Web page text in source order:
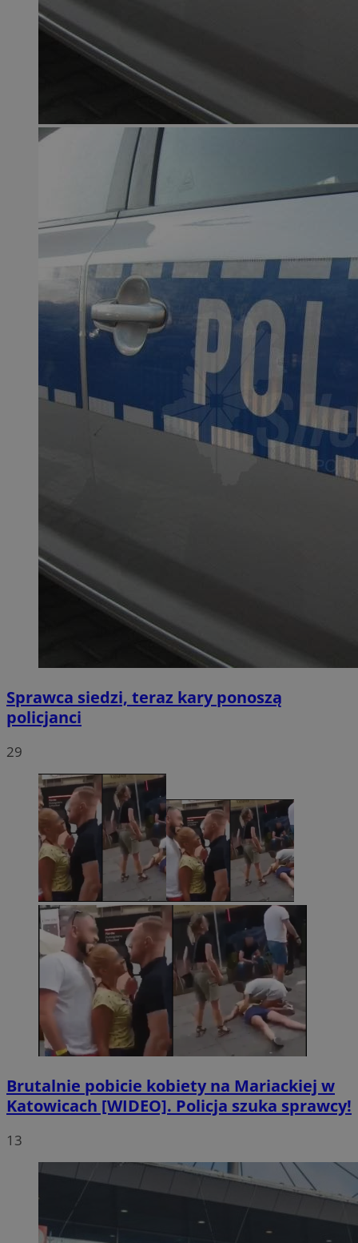
Sprawca siedzi, teraz kary ponoszą
policjanci
29
Brutalnie pobicie kobiety na Mariackiej w
Katowicach [WIDEO]. Policja szuka sprawcy!
13